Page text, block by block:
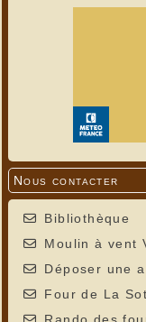
Nous contacter
Bibliothèque
Moulin à vent
Déposer une
Four de La
Rando des